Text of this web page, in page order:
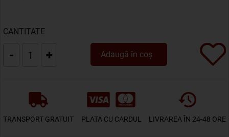
CANTITATE
- + Adaugă în coș
TRANSPORT GRATUIT PLATA CU CARDUL LIVRAREA ÎN 24-48 ORE